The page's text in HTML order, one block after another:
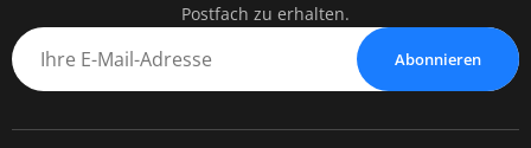
Postfach zu erhalten.
Abonnieren